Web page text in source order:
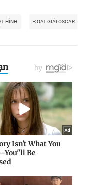
HÌNH ĐOẠT GIẢI OSCAR